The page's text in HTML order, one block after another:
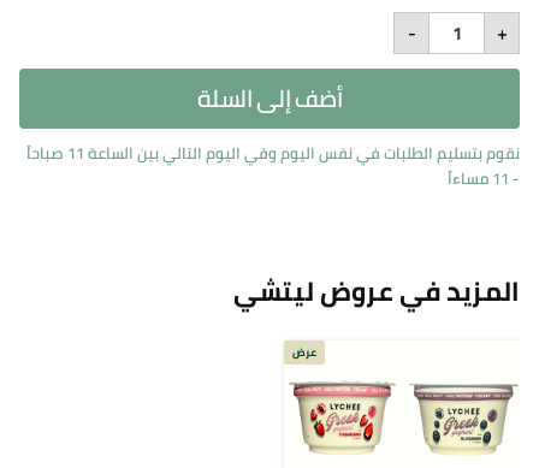
- buy
two
juices
and
FREE
1
liter
quantity
+
أضف إلى السلة
نقوم بتسليم الطلبات في نفس اليوم وفي اليوم التالي بين الساعة 11 صباحاً
- 11 مساءاً
المزيد في عروض ليتشي
عرض